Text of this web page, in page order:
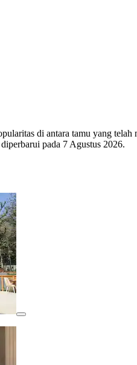
di antara tamu yang
pada 7 Agustus 2026.